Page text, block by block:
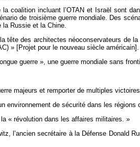
coalition incluant l’OTAN et Israël sont
de troisième guerre mondiale. Des
la Russie et la Chine.
tête des architectes néoconservateurs
» [Projet pour le nouveau siècle américain].
guerre », une guerre mondiale sans
majeurs et remporter de multiples
environnement de sécurité dans les régions
« révolution dans les affaires militaires. »
l’ancien secrétaire à la Défense